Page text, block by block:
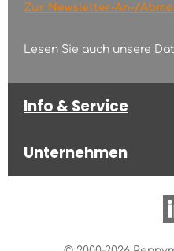
Zur Newsletter-An-/
Lesen Sie auch unsere
Info & Service
Unternehmen